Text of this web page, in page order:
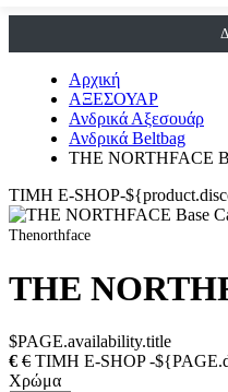
Αρχική
ΑΞΕΣΟΥΑΡ
Ανδρικά Αξεσουάρ
Ανδρικά Beltbag
THE NORTHFACE
ΤΙΜΗ E-SHOP-
Thenorthface
THE
$PAGE.availability.title
€ € ΤΙΜΗ E-SHOP -
Χρώμα